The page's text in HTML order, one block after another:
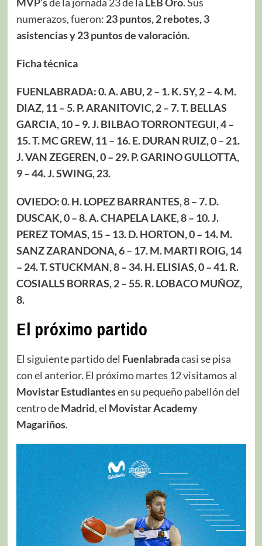
numerazos, fueron: 23 puntos, 2 rebotes, 3
asistencias y 23 puntos de valoración.
Ficha técnica
FUENLABRADA: 0. A. ABU, 2 – 1. K. SY, 2 – 4. M.
DIAZ, 11 – 5. P. ARANITOVIC, 2 – 7. T. BELLAS
GARCIA, 10 – 9. J. BILBAO TORRONTEGUI, 4 –
15. T. MC GREW, 11 – 16. E. DURAN RUIZ, 0 – 21.
J. VAN ZEGEREN, 0 – 29. P. GARINO GULLOTTA,
9 – 44. J. SWING, 23.
OVIEDO: 0. H. LOPEZ BARRANTES, 8 – 7. D.
DUSCAK, 0 – 8. A. CHAPELA LAKE, 8 – 10. J.
PEREZ TOMAS, 15 – 13. D. HORTON, 0 – 14. M.
SANZ ZARANDONA, 6 – 17. M. MARTI ROIG, 14
– 24. T. STUCKMAN, 8 – 34. H. ELISIAS, 0 – 41. R.
COSIALLS BORRAS, 2 – 55. R. LOBACO MUÑOZ,
8.
El próximo partido
El siguiente partido del Fuenlabradacasi se pisa
con el anterior. El próximo martes 12 visitamos al
Movistar Estudiantesen su pequeño pabellón del
centro deMadrid, el Movistar Academy
Magariños.